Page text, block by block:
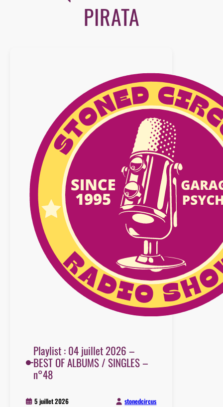
PIRATA
Playlist : 04 juillet 2026 –
BEST OF ALBUMS / SINGLES –
n°48
5 juillet 2026 stonedcircus